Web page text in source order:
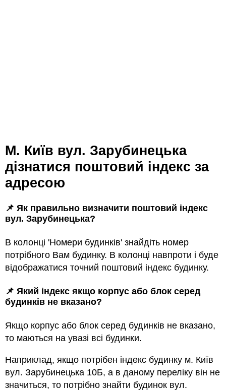
м. Київ вул. Зарубинецька
дізнатися поштовий індекс за
адресою
📌 Як правильно визначити поштовий індекс
вул. Зарубинецька?
В колонці 'Номери будинків' знайдіть номер
потрібного Вам будинку. В колонці навпроти і буде
відображатися точний поштовий індекс будинку.
📌 Який індекс якщо корпус або блок серед
будинкiв не вказано?
Якщо корпус або блок серед будинкiв не вказано,
то маються на увазi всi будинки.
Наприклад, якщо потрiбен індекс будинку м. Київ
вул. Зарубинецька 10Б, а в даному переліку він не
значиться, то потрібно знайти будинок вул.